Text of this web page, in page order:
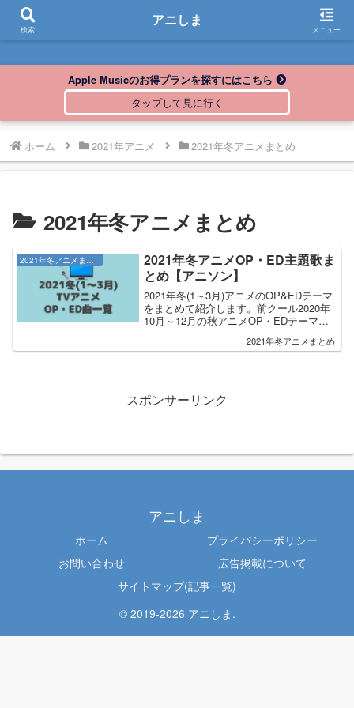
アニしま
Apple Musicのお得プランを探すにはこちら
ホーム 2021年アニメ 2021年冬アニメまとめ
2021年冬アニメまとめ
2021年冬アニメまとめ
2021年冬アニメOP・ED主題歌ま
とめ【アニソン】
2021年冬(1～3月)アニメのOP&EDテーマ
をまとめて紹介します。前クール2020年
10月～12月の秋アニメOP・EDテーマの
ED OP：IDOLY PRIDE / 星見プロダクシ
2021年冬アニメまとめ
スポンサーリンク
アニしま
ホーム
プライバシーポリシー
お問い合わせ
広告掲載について
サイトマップ(記事一覧)
© 2019-2026 アニしま.
検索
アニしま
メニュー